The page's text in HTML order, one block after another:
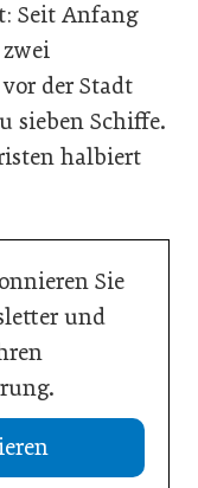
Seit Anfang
der Stadt
sieben Schiffe.
halbiert
Sie
und